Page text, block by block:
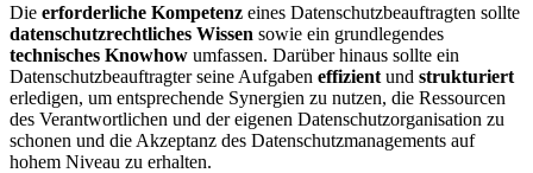
Die erforderliche Kompetenz eines Datenschutzbeauftragten sollte
datenschutzrechtliches Wissen sowie ein grundlegendes
technisches Knowhow umfassen. Darüber hinaus sollte ein
Datenschutzbeauftragter seine Aufgaben effizient und strukturiert
erledigen, um entsprechende Synergien zu nutzen, die Ressourcen
des Verantwortlichen und der eigenen Datenschutzorganisation zu
schonen und die Akzeptanz des Datenschutzmanagements auf
hohem Niveau zu erhalten.